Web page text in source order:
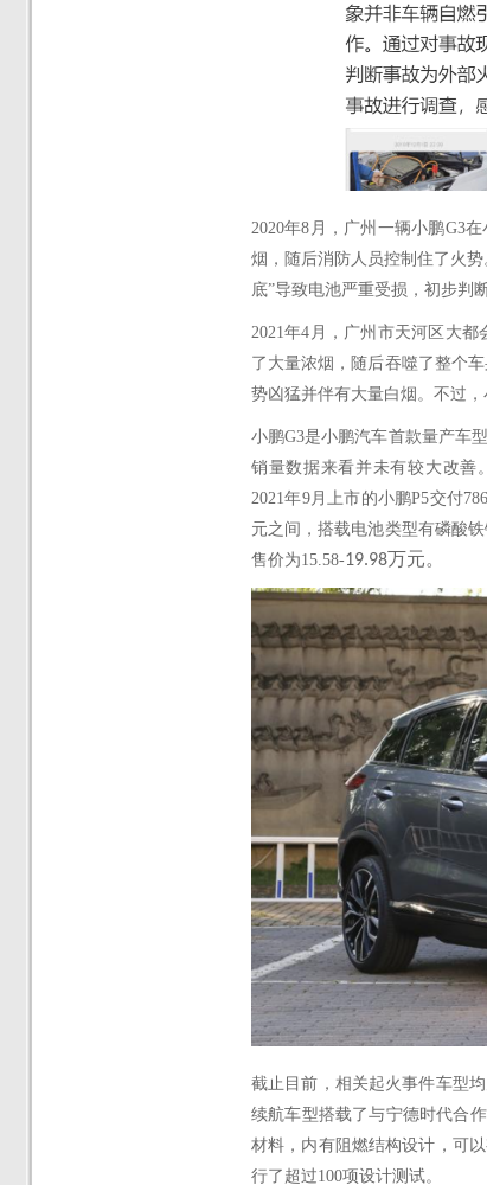
2020年8月，广州一辆小鹏G3
烟，随后消防人员控制住了火
底”导致电池严重受损，初步判
2021年4月， 广州市天河区大都
了大量浓烟，随后吞噬了整个车
势凶猛并伴有大量白烟。 不过，
小鹏G3是小鹏汽车首款量产车
销量数据来看并未有较大改善
2021年9月上市的小鹏P5交付
元之间，搭载电池类型有磷酸
售价为15.58-19.98万元。
截止目前，相关起火事件车型
续航车型搭载了与宁德时代合
材料，内有阻燃结构设计，可
行了超过100项设计测试。